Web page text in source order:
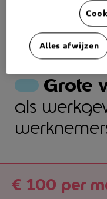
Grote
als
€ 100 per
Alles afwijzen